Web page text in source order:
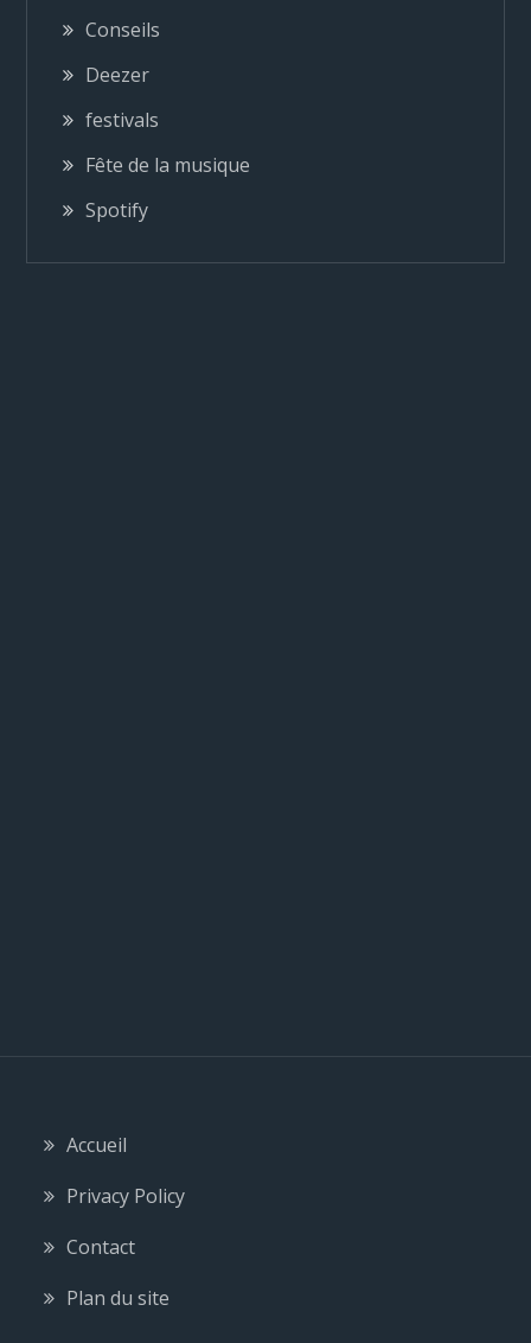
o
n
d
e
Conseils
Deezer
festivals
Fête de la musique
Spotify
Accueil
Privacy Policy
Contact
Plan du site